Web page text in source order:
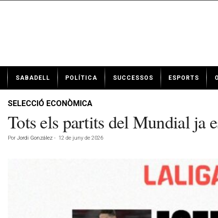
t
SABADELL POLÍTICA SUCCESSOS ESPORTS
SELECCIÓ ECONÒMICA
Tots els partits del Mundial ja
Por Jordi González - 12 de juny de 2026